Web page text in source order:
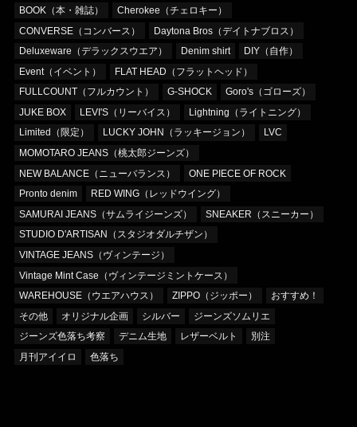
BOOK（本・雑誌）
Cherokee（チェロキー）
CONVERSE（コンバース）
Daytona Bros（デイトナブロス）
Deluxeware（デラックスウエア）
Denim shirt
DIY（自作）
Event（イベント）
FLAT HEAD（フラットヘッド）
FULLCOUNT（フルカウント）
G-SHOCK
Goro's（ゴローズ）
JUKE BOX
LEVI'S（リーバイス）
Lightning（ライトニング）
Limited（限定）
LUCKY JOHN（ラッキージョン）
LVC
MOMOTARO JEANS（桃太郎ジーンズ）
NEW BALANCE（ニューバランス）
ONE PIECE OF ROCK
Pronto denim
RED WING（レッドウイング）
SAMURAI JEANS（サムライジーンズ）
SNEAKER（スニーカー）
STUDIO D'ARTISAN（スタジオダルチザン）
VINTAGE JEANS（ヴィンテージ）
Vintage Mint Case（ヴィンテージミントケース）
WAREHOUSE（ウエアハウス）
ZIPPO（ジッポー）
おすすめ！
その他
オリジナル企画 シルバー
ジーンズソムリエ
ジーンズ色落ち考察
デニム生地 レザーベルト
別注
月刊アイイロ
色落ち